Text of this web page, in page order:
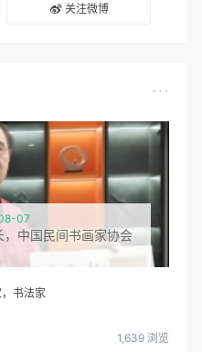
关注微博
07
中国民间书画家协会
书法家
1,639 浏览